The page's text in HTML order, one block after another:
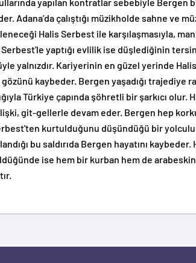
Adana’da çalıştığı müzikholde sahne ve
Halis Serbest ile karşılaşmasıyla,
yaptığı evlilik ise düşlediğinin
yalnızdır. Kariyerinin en güzel yerinde Halis
kaybeder. Bergen yaşadığı trajediye
Türkiye çapında şöhretli bir şarkıcı
git-gellerle devam eder. Bergen hep
kurtulduğunu düşündüğü bir
bu saldırıda Bergen hayatını kaybeder.
ise hem bir kurban hem de